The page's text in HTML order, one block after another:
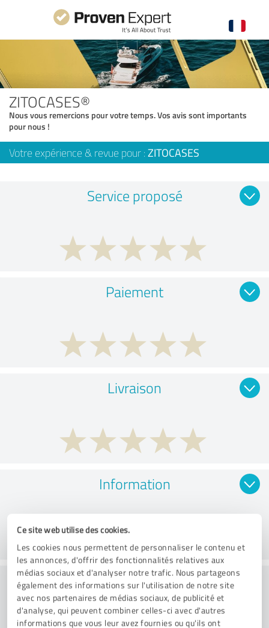
Ce site web utilise des cookies.
Les cookies nous permettent de personnaliser le contenu et
les annonces, d'offrir des fonctionnalités relatives aux
médias sociaux et d'analyser notre trafic. Nous partageons
également des informations sur l'utilisation de notre site
avec nos partenaires de médias sociaux, de publicité et
d'analyse, qui peuvent combiner celles-ci avec d'autres
informations que vous leur avez fournies ou qu'ils ont
ZITOCASES®
Nous vous remercions pour votre temps. Vos avis sont importants
pour nous !
Votre expérience & revue pour : ZITOCASES
Service proposé
Paiement
Livraison
Information
Site web